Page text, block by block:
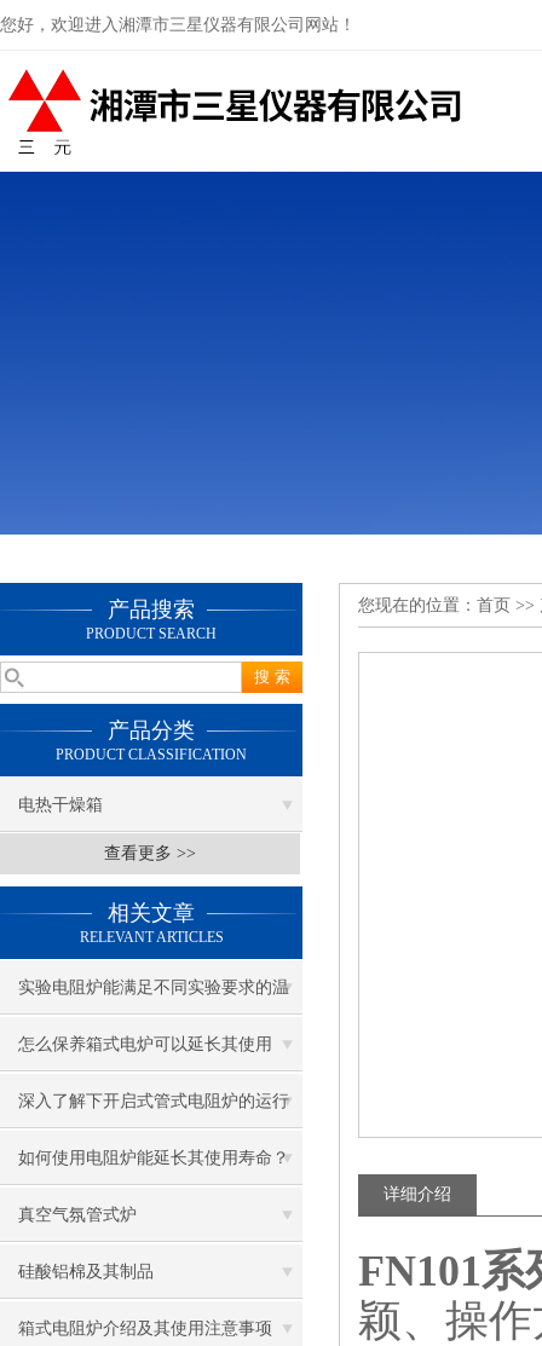
您好，欢迎进入湘潭市三星仪器有限公司网站！
产品搜索
PRODUCT SEARCH
产品分类
PRODUCT CLASSIFICATION
电热干燥箱
查看更多 >>
相关文章
RELEVANT ARTICLES
实验电阻炉能满足不同实验要求的温
度范围和精度
怎么保养箱式电炉可以延长其使用
深入了解下开启式管式电阻炉的运行
原理
如何使用电阻炉能延长其使用寿命？
真空气氛管式炉
硅酸铝棉及其制品
箱式电阻炉介绍及其使用注意事项
您现在的位置： 首页 >>
详细介绍
FN101
颖、操